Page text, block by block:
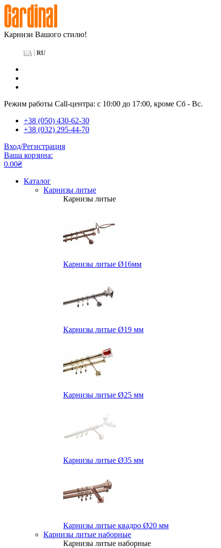
Карнизи Вашого стилю!
UA | RU
Режим работы Call-центра: с 10:00 до 17:00, кроме Сб - Вс.
+38 (050) 430-62-30
+38 (032) 295-44-70
Вход/Регистрация
Ваша корзина:
0.00₴
Каталог
Карнизы литые
Карнизы литые
Карнизы литые Ø16мм
Карнизы литые Ø19 мм
Карнизы литые Ø25 мм
Карнизы литые Ø35 мм
Карнизы литые квадро Ø20 мм
Карнизы литые наборные
Карнизы литые наборные